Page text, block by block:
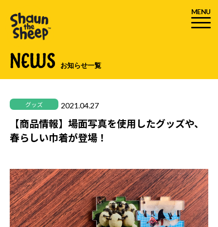
MENU
NEWS お知らせ一覧
グッズ 2021.04.27
【商品情報】場面写真を使用したグッズや、
春らしい巾着が登場！